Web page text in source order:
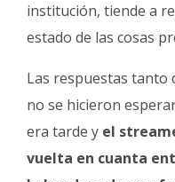
institución, tiende a
estado de las cosas
Las respuestas tanto
no se hicieron
era tarde y el
vuelta en cuanta